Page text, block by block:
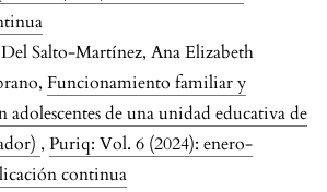
Salto-Martínez, Ana Elizabeth
Funcionamiento familiar y
adolescentes de una unidad educativa de
, Puriq: Vol. 6 (2024): enero-
continua